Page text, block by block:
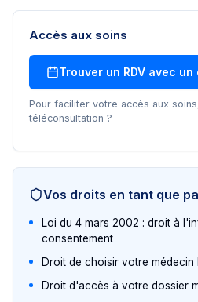
Accès aux soins
Trouver un RDV avec un
Pour faciliter votre accès aux
téléconsultation ?
Vos droits en tant que
Loi du 4 mars 2002 : droit à
consentement
Droit de choisir votre médecin
Droit d'accès à votre dossier